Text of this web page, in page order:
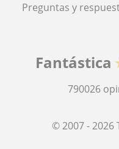
Preguntas y
Fantástica
790026
© 2007 - 2026